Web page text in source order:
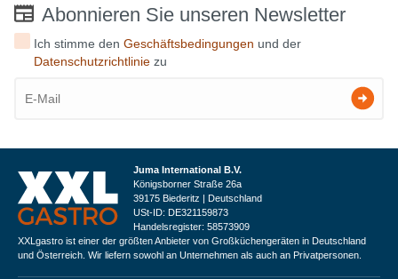
Abonnieren Sie unseren Newsletter
Ich stimme denGeschäftsbedingungen und der
Datenschutzrichtlinie zu
Juma International B.V.
Königsborner Straße 26a
39175 Biederitz | Deutschland
USt-ID: DE321159873
Handelsregister: 58573909
XXLgastro ist einer der größten Anbieter von Großküchengeräten in Deutschland
und Österreich. Wir liefern sowohl an Unternehmen als auch an Privatpersonen.